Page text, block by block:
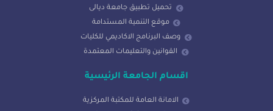
تحميل تطبيق جامعة ديالى
موقع التنمية المستدامة
وصف البرنامج الاكاديمي للكليات
القوانين والتعليمات المعتمدة
اقسام الجامعة الرئيسية
الامانة العامة للمكتبة المركزية